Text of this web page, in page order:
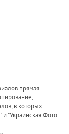
прямая
в которых
и "Украинская Фото